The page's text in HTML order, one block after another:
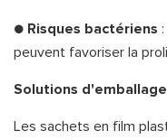
● Risques bactériens
peuvent favoriser la
Solutions
Les sachets en film